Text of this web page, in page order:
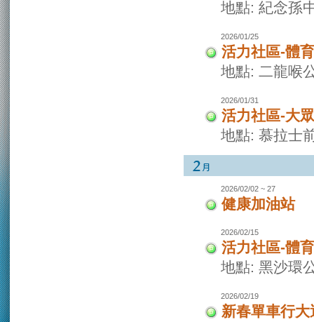
地點: 紀念孫
2026/01/25
活力社區-體
地點: 二龍喉
2026/01/31
活力社區-大
地點: 慕拉士
2026/02/02 ~ 27
健康加油站
2026/02/15
活力社區-體
地點: 黑沙環
2026/02/19
新春單車行大